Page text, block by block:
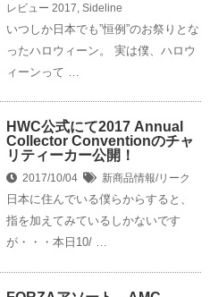
レビュー 2017 Sideline
いつしか日本でも”恒例”のお祭りとな
ったハロウィーン。 実は僕、ハロウ
ィーンって …
HWC公式にて2017 Annual
Collector Conventionのチャ
リティーカー公開！
2017/10/04 新商品情報/リーク
日本に住んでいる僕らからすると、
指を加えてみているしかないです
が・・・本日10/ …